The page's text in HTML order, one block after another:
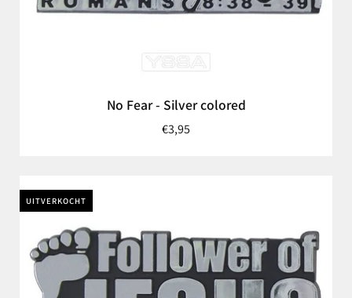
No Fear - Silver colored
€3,95
UITVERKOCHT